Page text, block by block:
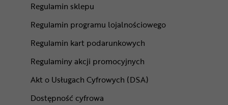
Regulamin sklepu
Regulamin programu lojalnościowego
Regulamin kart podarunkowych
Regulaminy akcji promocyjnych
Akt o Usługach Cyfrowych (DSA)
Dostępność cyfrowa